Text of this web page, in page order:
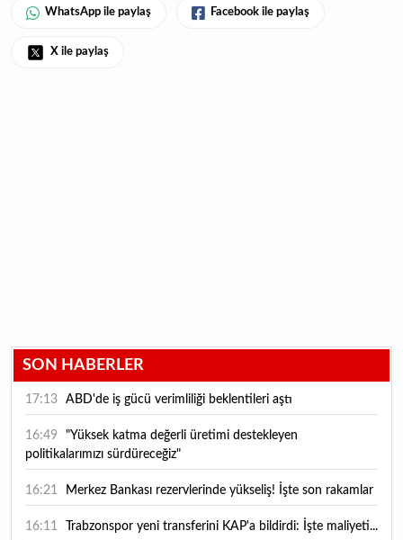
WhatsApp ile paylaş Facebook ile paylaş
X ile paylaş
SON HABERLER
17:13 ABD'de iş gücü verimliliği beklentileri aştı
16:49
politikalarımızı sürdüreceğiz"
16:21 Merkez Bankası rezervlerinde yükseliş! İşte son rakamlar
16:11 Trabzonspor yeni transferini KAP'a bildirdi: İşte maliyeti...